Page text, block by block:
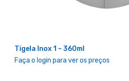
Tigela Inox 1 – 360ml
Faça o login para ver os preços